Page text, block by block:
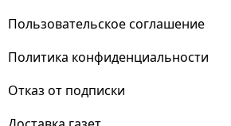
Пользовательское соглашение
Политика конфиденциальности
Отказ от подписки